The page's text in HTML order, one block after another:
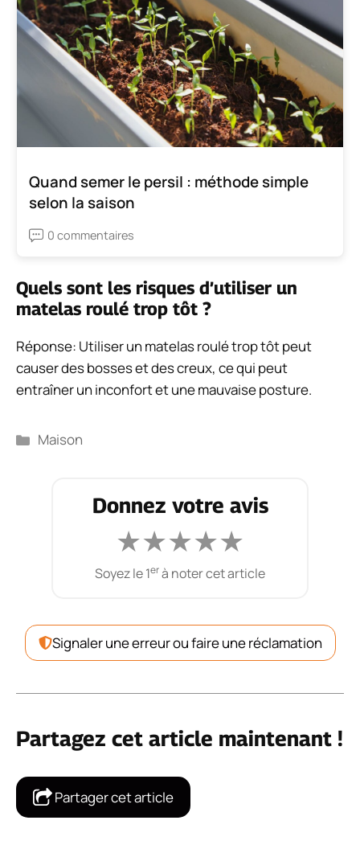
Quand semer le persil : méthode simple
selon la saison
0 commentaires
Quels sont les risques d’utiliser un
matelas roulé trop tôt ?
Réponse: Utiliser un matelas roulé trop tôt peut
causer des bosses et des creux, ce qui peut
entraîner un inconfort et une mauvaise posture.
Catégories
Maison
Donnez votre avis
★★★★★
Soyez le 1erà noter cet article
Signaler une erreur ou faire une réclamation
Partagez cet article maintenant !
Partager cet article